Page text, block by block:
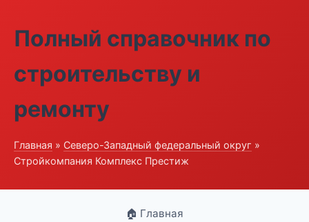
Полный справочник по
строительству и
ремонту
Главная » Северо-Западный федеральный округ »
Стройкомпания Комплекс Престиж
🏠 Главная